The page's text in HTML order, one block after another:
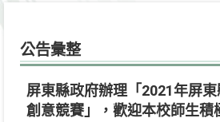
公告彙整
屏東縣政府辦理「2021年屏
創意競賽」，歡迎本校師生積